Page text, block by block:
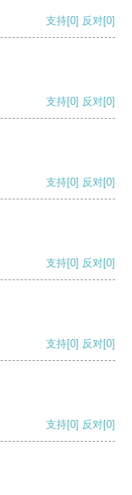
支持[0] 反对[0]
支持[0] 反对[0]
支持[0] 反对[0]
支持[0] 反对[0]
支持[0] 反对[0]
支持[0] 反对[0]